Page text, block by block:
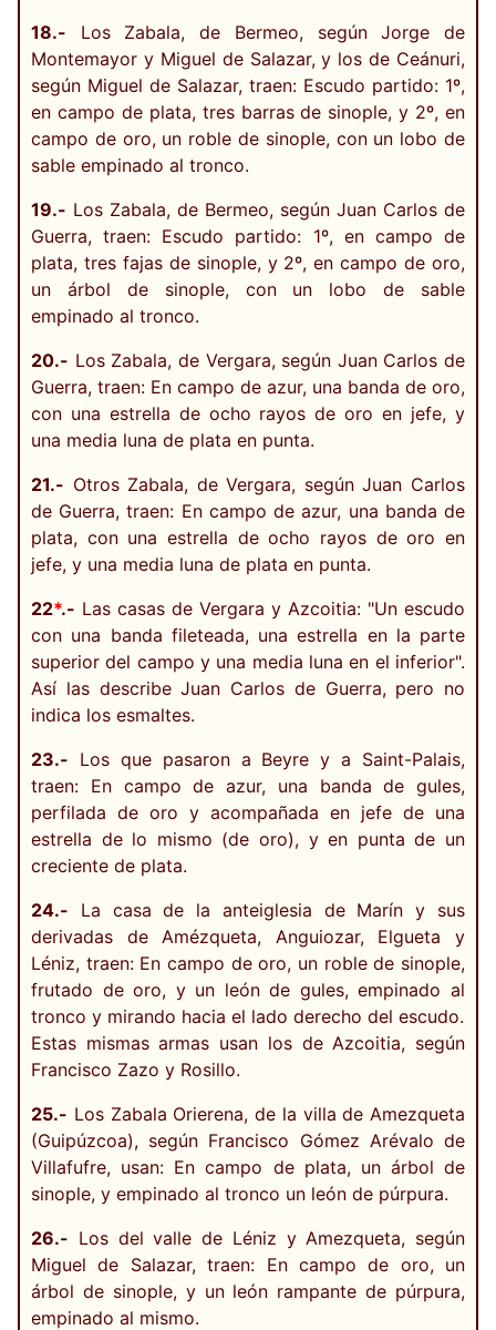
18.- Los Zabala, de Bermeo, según Jorge de
Montemayor y Miguel de Salazar, y los de Ceánuri,
según Miguel de Salazar, traen: Escudo partido: 1º,
en campo de plata, tres barras de sinople, y 2º, en
campo de oro, un roble de sinople, con un lobo de
sable empinado al tronco.
19.- Los Zabala, de Bermeo, según Juan Carlos de
Guerra, traen: Escudo partido: 1º, en campo de
plata, tres fajas de sinople, y 2º, en campo de oro,
un árbol de sinople, con un lobo de sable
empinado al tronco.
20.- Los Zabala, de Vergara, según Juan Carlos de
Guerra, traen: En campo de azur, una banda de oro,
con una estrella de ocho rayos de oro en jefe, y
una media luna de plata en punta.
21.- Otros Zabala, de Vergara, según Juan Carlos
de Guerra, traen: En campo de azur, una banda de
plata, con una estrella de ocho rayos de oro en
jefe, y una media luna de plata en punta.
22*.- Las casas de Vergara y Azcoitia: "Un escudo
con una banda fileteada, una estrella en la parte
superior del campo y una media luna en el inferior".
Así las describe Juan Carlos de Guerra, pero no
indica los esmaltes.
23.- Los que pasaron a Beyre y a Saint-Palais,
traen: En campo de azur, una banda de gules,
perfilada de oro y acompañada en jefe de una
estrella de lo mismo (de oro), y en punta de un
creciente de plata.
24.- La casa de la anteiglesia de Marín y sus
derivadas de Amézqueta, Anguiozar, Elgueta y
Léniz, traen: En campo de oro, un roble de sinople,
frutado de oro, y un león de gules, empinado al
tronco y mirando hacia el lado derecho del escudo.
Estas mismas armas usan los de Azcoitia, según
Francisco Zazo y Rosillo.
25.- Los Zabala Orierena, de la villa de Amezqueta
(Guipúzcoa), según Francisco Gómez Arévalo de
Villafufre, usan: En campo de plata, un árbol de
sinople, y empinado al tronco un león de púrpura.
26.- Los del valle de Léniz y Amezqueta, según
Miguel de Salazar, traen: En campo de oro, un
árbol de sinople, y un león rampante de púrpura,
empinado al mismo.